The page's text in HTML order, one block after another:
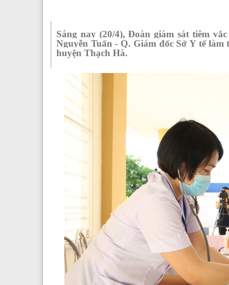
Sáng nay (20/4), Đoàn giám sát tiêm
Nguyễn Tuấn - Q. Giám đốc Sở Y tế
huyện Thạch Hà.